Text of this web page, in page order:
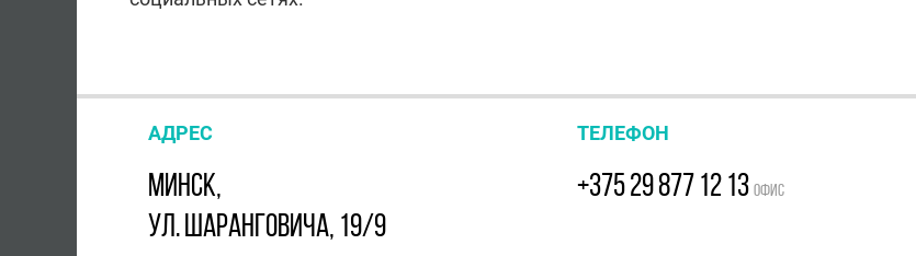
АДРЕС
МИНСК,
УЛ. ШАРАНГОВИЧА, 19/9
ТЕЛЕФОН
+375 29 877 12 13ОФИС